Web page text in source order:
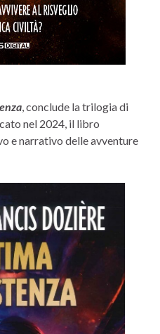
, conclude la trilogia di
nel 2024, il libro
e narrativo delle avventure